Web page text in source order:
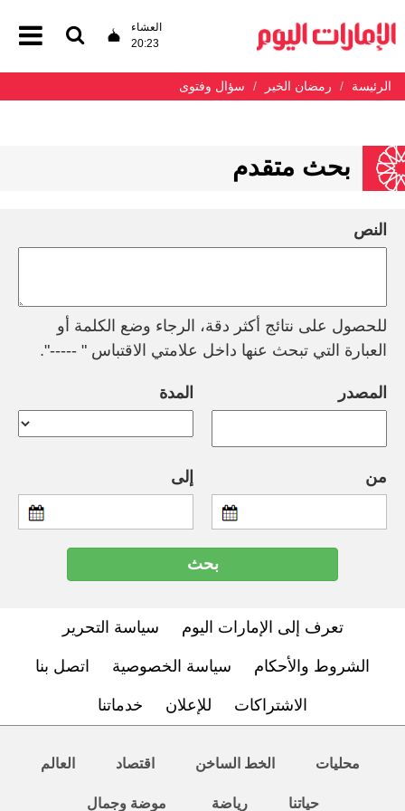
العشاء
20:23
الرئيسة رمضان الخير سؤال وفتوى
بحث متقدم
النص
للحصول على نتائج أكثر دقة، الرجاء وضع الكلمة أو
العبارة التي تبحث عنها داخل علامتي الاقتباس " -----".
المصدر المدة
من إلى
تعرف إلى الإمارات اليوم سياسة التحرير
الشروط والأحكام سياسة الخصوصية اتصل بنا
الاشتراكات للإعلان خدماتنا
محليات الخط الساخن اقتصاد العالم
حياتنا رياضة موضة وجمال